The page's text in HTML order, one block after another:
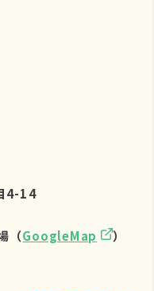
4-14
（GoogleMap
）